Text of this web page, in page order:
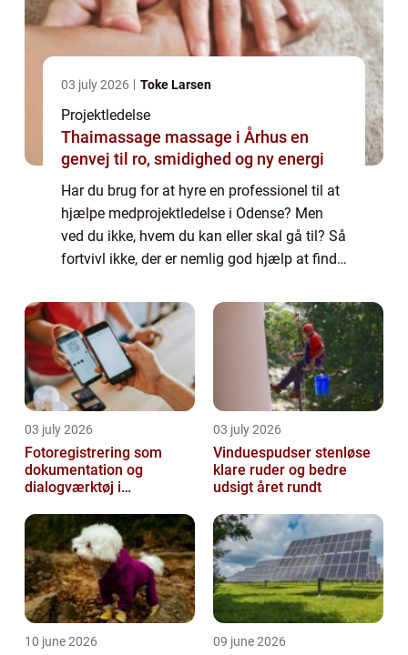
03 july 2026 Toke Larsen
Projektledelse
Thaimassage massage i Århus en
genvej til ro, smidighed og ny energi
Har du brug for at hyre en professionel til at
hjælpe medprojektledelse i Odense? Men
ved du ikke, hvem du kan eller skal gå til? Så
fortvivl ikke, der er nemlig god hjælp at finde
projektledelse i Odense ...
03 july 2026
Fotoregistrering som
dokumentation og
dialogværktøj i
03 july 2026
Vinduespudser stenløse
klare ruder og bedre
udsigt året rundt
10 june 2026 09 june 2026